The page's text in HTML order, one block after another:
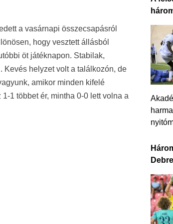
a vasárnapi összecsapásról
hogy vesztett állásból
öt játéknapon. Stabilak,
Kevés helyzet volt a találkozón, de
amikor minden kifelé
1 többet ér, mintha 0-0 lett volna a